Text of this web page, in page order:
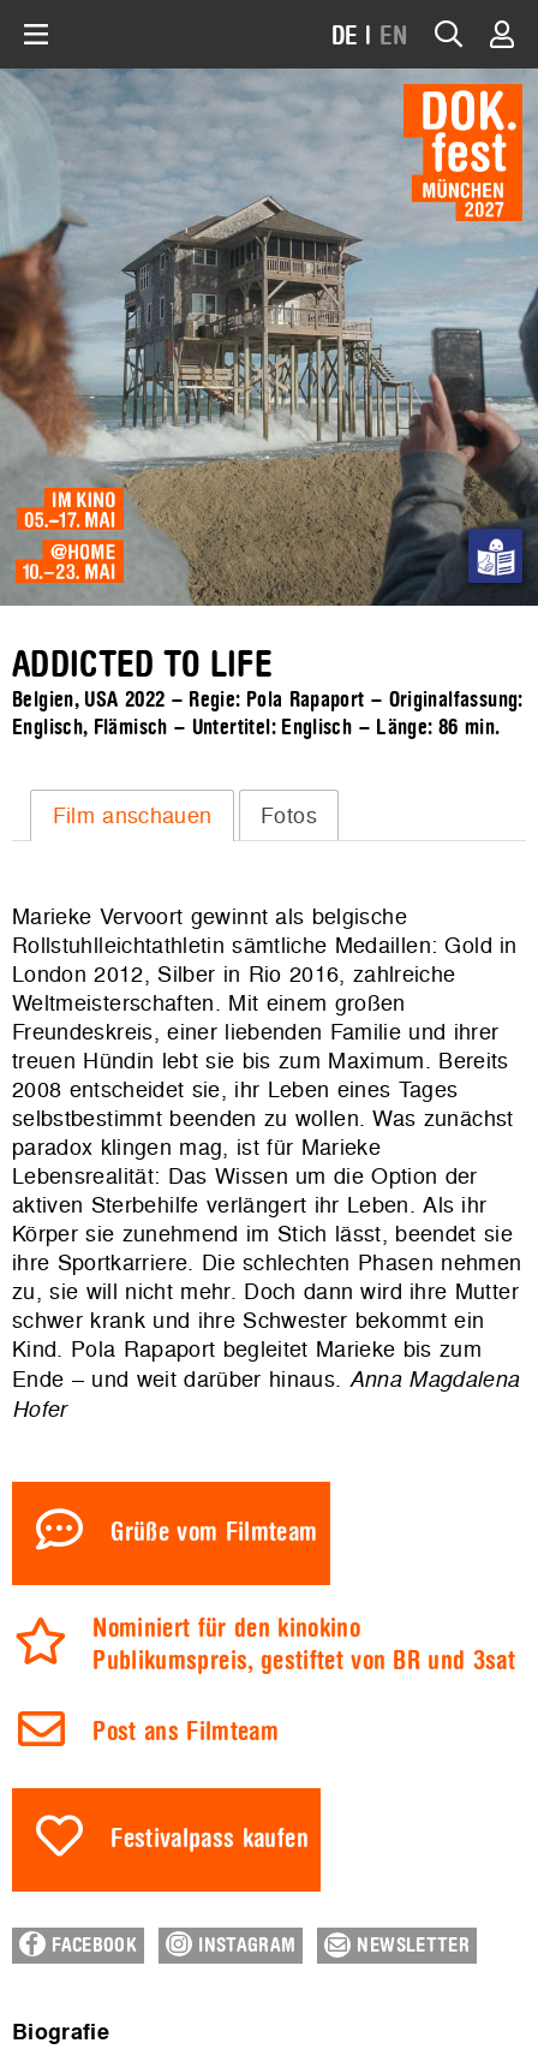
DE | EN
ADDICTED TO LIFE
Belgien, USA 2022 – Regie: Pola Rapaport – Originalfassung:
Englisch, Flämisch – Untertitel: Englisch – Länge: 86 min.
Film anschauen Fotos
Marieke Vervoort gewinnt als belgische
Rollstuhlleichtathletin sämtliche Medaillen: Gold in
London 2012, Silber in Rio 2016, zahlreiche
Weltmeisterschaften. Mit einem großen
Freundeskreis, einer liebenden Familie und ihrer
treuen Hündin lebt sie bis zum Maximum. Bereits
2008 entscheidet sie, ihr Leben eines Tages
selbstbestimmt beenden zu wollen. Was zunächst
paradox klingen mag, ist für Marieke
Lebensrealität: Das Wissen um die Option der
aktiven Sterbehilfe verlängert ihr Leben. Als ihr
Körper sie zunehmend im Stich lässt, beendet sie
ihre Sportkarriere. Die schlechten Phasen nehmen
zu, sie will nicht mehr. Doch dann wird ihre Mutter
schwer krank und ihre Schwester bekommt ein
Kind. Pola Rapaport begleitet Marieke bis zum
Ende – und weit darüber hinaus. Anna Magdalena
Hofer
Grüße vom Filmteam
Nominiert für den kinokino
Publikumspreis, gestiftet von BR und 3sat
Post ans Filmteam
Festivalpass kaufen
FACEBOOK INSTAGRAM NEWSLETTER
Biografie